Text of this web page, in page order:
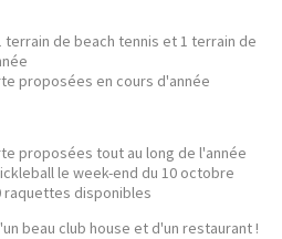
terrain de beach tennis et 1 terrain de
proposées en cours d'année
proposées tout au long de l'année
le week-end du 10 octobre
raquettes disponibles
beau club house et d'un restaurant !